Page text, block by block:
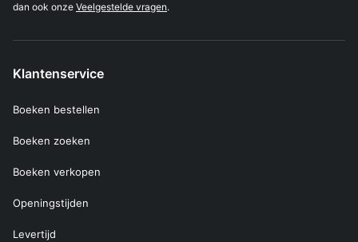
dan ook onze Veelgestelde vragen.
Klantenservice
Boeken bestellen
Boeken zoeken
Boeken verkopen
Openingstijden
Levertijd